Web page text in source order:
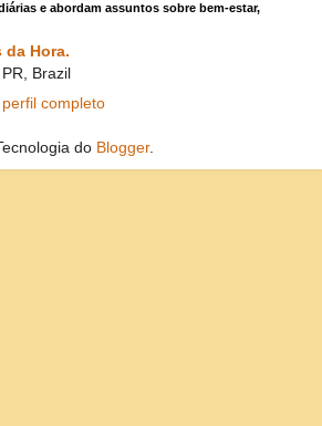
e abordam assuntos sobre bem-estar,
da Hora.
Brazil
completo
do Blogger.